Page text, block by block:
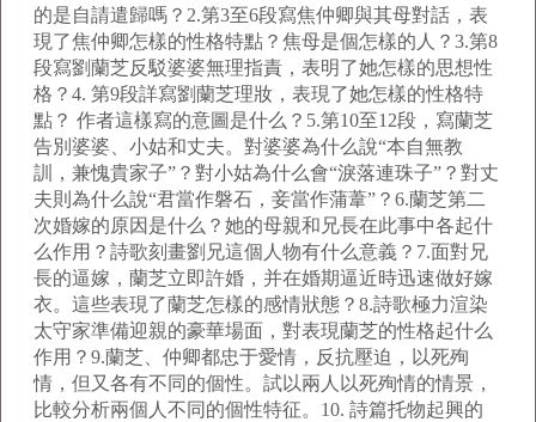
的是自請遣歸嗎？2.第3至6段寫焦仲卿與其母對話，表
現了焦仲卿怎樣的性格特點？焦母是個怎樣的人？3.第8
段寫劉蘭芝反駁婆婆無理指責，表明了她怎樣的思想性
格？4. 第9段詳寫劉蘭芝理妝，表現了她怎樣的性格特
點？ 作者這樣寫的意圖是什么？5.第10至12段，寫蘭芝
告別婆婆、小姑和丈夫。對婆婆為什么說“本自無教
訓，兼愧貴家子”？對小姑為什么會“淚落連珠子”？對丈
夫則為什么說“君當作磐石，妾當作蒲葦”？6.蘭芝第二
次婚嫁的原因是什么？她的母親和兄長在此事中各起什
么作用？詩歌刻畫劉兄這個人物有什么意義？7.面對兄
長的逼嫁，蘭芝立即許婚，并在婚期逼近時迅速做好嫁
衣。這些表現了蘭芝怎樣的感情狀態？8.詩歌極力渲染
太守家準備迎親的豪華場面，對表現蘭芝的性格起什么
作用？9.蘭芝、仲卿都忠于愛情，反抗壓迫，以死殉
情，但又各有不同的個性。試以兩人以死殉情的情景，
比較分析兩個人不同的個性特征。10. 詩篇托物起興的